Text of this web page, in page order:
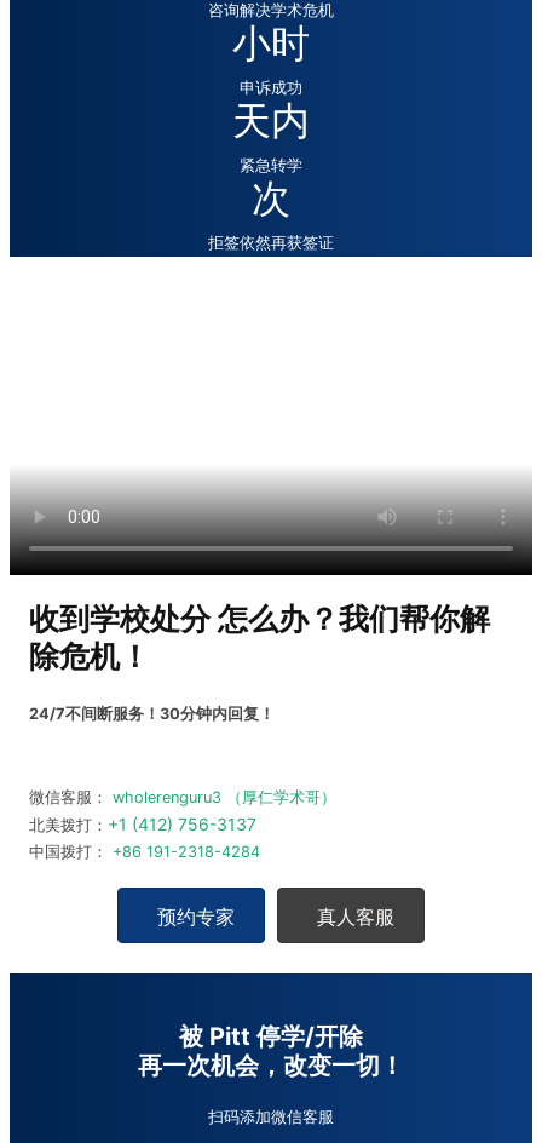
咨询解决学术危机
小时
申诉成功
天内
紧急转学
次
拒签依然再获签证
收到学校处分 怎么办？我们帮你解
除危机！
24/7不间断服务！30分钟内回复！
微信客服： wholerenguru3 （厚仁学术哥）
北美拨打： +1 (412) 756-3137
中国拨打： +86 191-2318-4284
预约专家 真人客服
被 Pitt 停学/开除
再一次机会，改变一切！
扫码添加微信客服